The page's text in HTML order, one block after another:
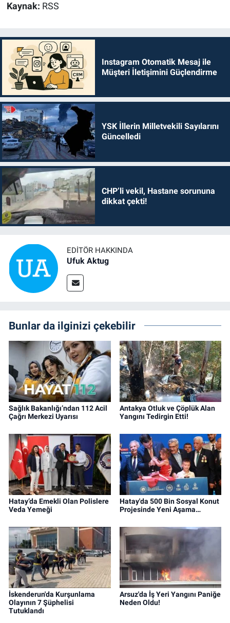
Kaynak: RSS
Instagram Otomatik Mesaj ile
Müşteri İletişimini Güçlendirme
YSK İllerin Milletvekili Sayılarını
Güncelledi
CHP’li vekil, Hastane sorununa
dikkat çekti!
EDITÖR HAKKINDA
Ufuk Aktug
Bunlar da ilginizi çekebilir
Sağlık Bakanlığı’ndan 112 Acil
Çağrı Merkezi Uyarısı
Antakya Otluk ve Çöplük Alan
Yangını Tedirgin Etti!
Hatay’da Emekli Olan Polislere
Veda Yemeği
Hatay'da 500 Bin Sosyal Konut
Projesinde Yeni Aşama…
İskenderun'da Kurşunlama
Olayının 7 Şüphelisi
Tutuklandı
Arsuz'da İş Yeri Yangını Paniğe
Neden Oldu!